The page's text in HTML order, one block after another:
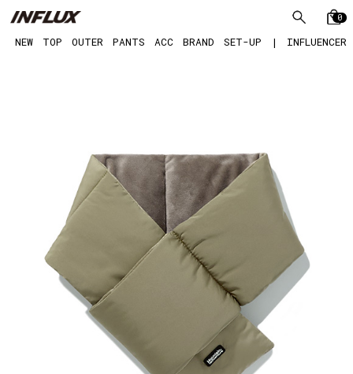
0
NEW TOP OUTER PANTS ACC BRAND SET-UP | INFLUENCER